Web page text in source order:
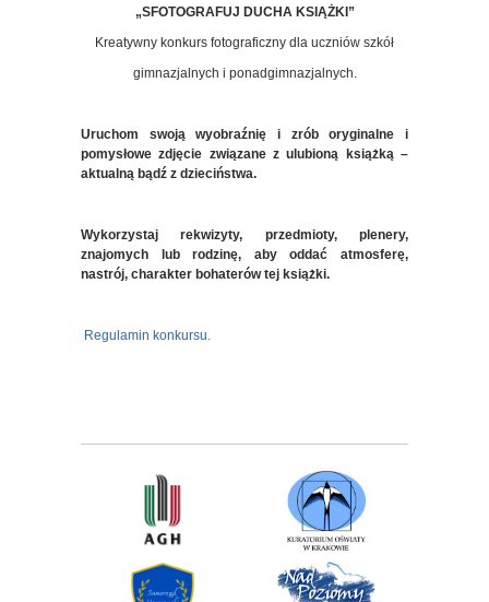
„SFOTOGRAFUJ DUCHA KSIĄŻKI”
Kreatywny konkurs fotograficzny dla uczniów szkół
gimnazjalnych i ponadgimnazjalnych.
Uruchom swoją wyobraźnię i zrób oryginalne i
pomysłowe zdjęcie związane z ulubioną książką –
aktualną bądź z dzieciństwa.
Wykorzystaj rekwizyty, przedmioty, plenery,
znajomych lub rodzinę, aby oddać atmosferę,
nastrój, charakter bohaterów tej książki.
Regulamin konkursu.